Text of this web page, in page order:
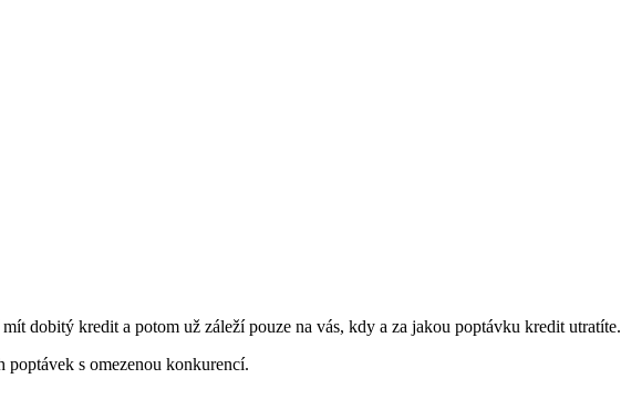
dobitý kredit a potom už záleží pouze na vás, kdy a za jakou poptávku kredit utratíte.
poptávek s omezenou konkurencí.